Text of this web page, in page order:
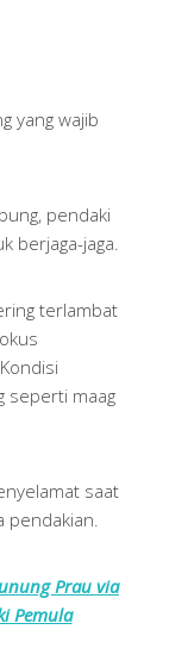
yang wajib
pendaki
berjaga-jaga.
terlambat
seperti maag
saat
pendakian.
Prau via
Pemula